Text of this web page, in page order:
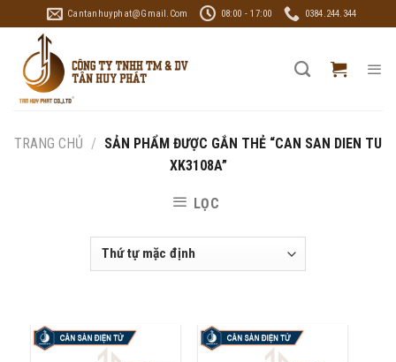
to
content
Cantanhuyphat@gmail.com 08:00 - 17:00 0384.244.344
TRANG CHỦ / SẢN PHẨM ĐƯỢC GẮN THẺ “CAN SAN DIEN TU
XK3108A”
LỌC